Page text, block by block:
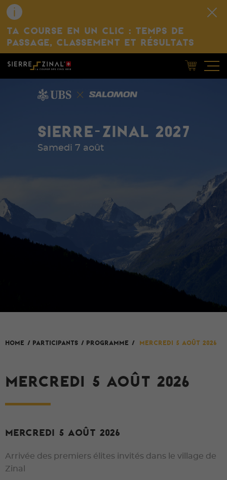
TA COURSE EN UN CLIC : TEMPS DE
PASSAGE, CLASSEMENT ET RÉSULTATS
SIERRE-ZINAL 2027
Samedi 7 août
HOME / Participants / Programme / Mercredi 5 août 2026
MERCREDI 5 AOÛT 2026
MERCREDI 5 AOÛT 2026
Arrivée des premiers élites invités dans le village de
Zinal